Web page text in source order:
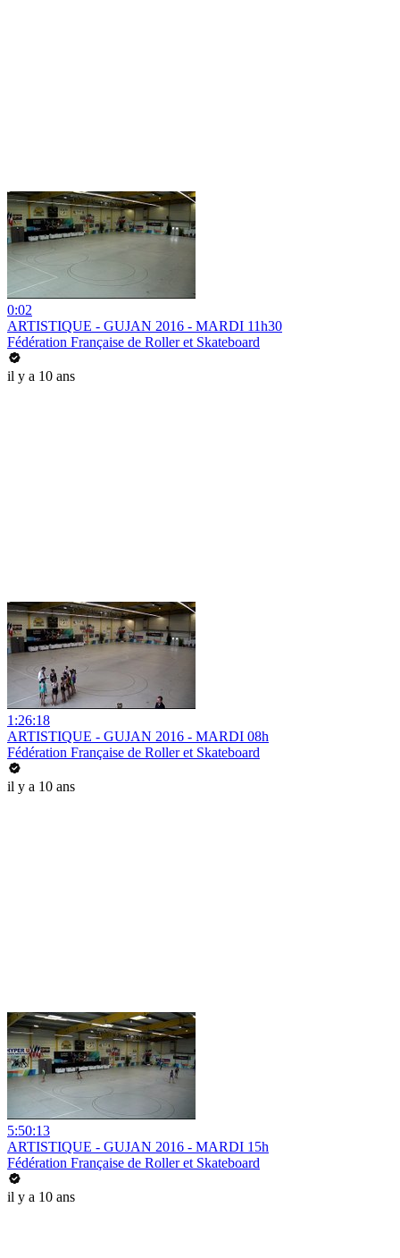
0:02
ARTISTIQUE - GUJAN 2016 - MARDI 11h30
Fédération Française de Roller et Skateboard
il y a 10 ans
1:26:18
ARTISTIQUE - GUJAN 2016 - MARDI 08h
Fédération Française de Roller et Skateboard
il y a 10 ans
5:50:13
ARTISTIQUE - GUJAN 2016 - MARDI 15h
Fédération Française de Roller et Skateboard
il y a 10 ans